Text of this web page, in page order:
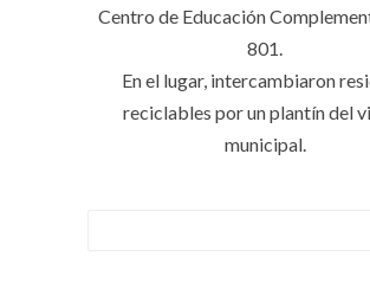
Centro de Educación
801.
En el lugar, intercambiaron
reciclables por un plantín del
municipal.